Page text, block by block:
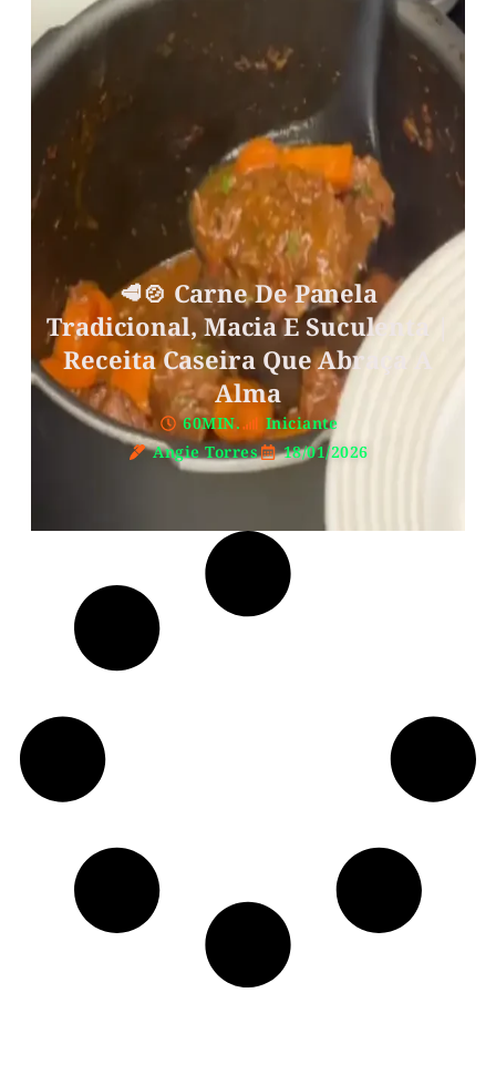
🥩🍲 Carne De Panela
Tradicional, Macia E Suculenta |
Receita Caseira Que Abraça A
Alma
60MIN.
Iniciante
Angie Torres
18/01/2026